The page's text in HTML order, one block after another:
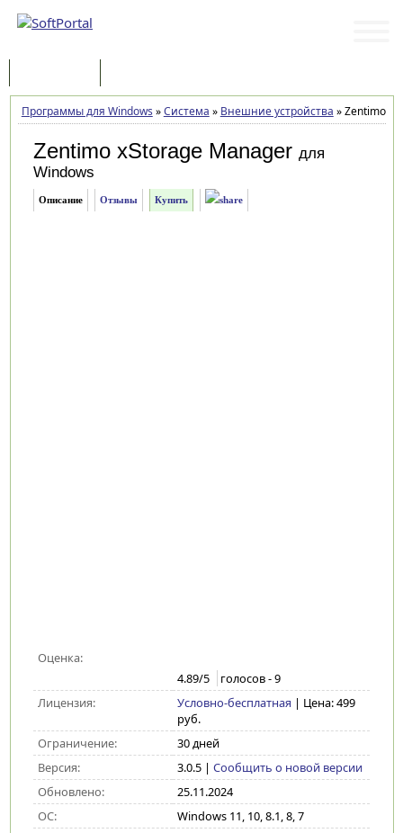
Программы для Windows »Система » Внешние устройства »Zentimo
Zentimo xStorage Manager для
Windows
Описание Отзывы Купить
Оценка:
4.89/5 голосов -9
Лицензия:
Условно-бесплатная | Цена: 499
руб.
Ограничение:
30 дней
Версия:
3.0.5| Сообщить о новой версии
Обновлено:
25.11.2024
ОС:
Windows 11, 10, 8.1, 8, 7